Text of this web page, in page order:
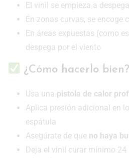
El vinil se empieza a
En zonas curvas, se encoge
En áreas expuestas (como
despega por el viento
¿Cómo hacerlo bien?
Usa una pistola de calor
Aplica presión adicional en
espátula
Asegúrate de que no haya
Deja el vinil curar mínimo 24